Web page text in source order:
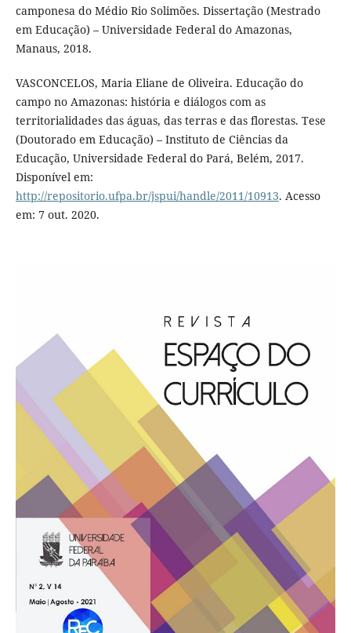
camponesa do Médio Rio Solimões. Dissertação (Mestrado
em Educação) – Universidade Federal do Amazonas,
Manaus, 2018.
VASCONCELOS, Maria Eliane de Oliveira. Educação do
campo no Amazonas: história e diálogos com as
territorialidades das águas, das terras e das florestas. Tese
(Doutorado em Educação) – Instituto de Ciências da
Educação, Universidade Federal do Pará, Belém, 2017.
Disponível em:
http://repositorio.ufpa.br/jspui/handle/2011/10913. Acesso
em: 7 out. 2020.